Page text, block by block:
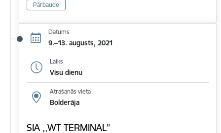
Pārbaude
Datums
9.–13. augusts, 2021
Laiks
Visu dienu
Atrašanās vieta
Bolderāja
SIA ,,WT TERMINAL”